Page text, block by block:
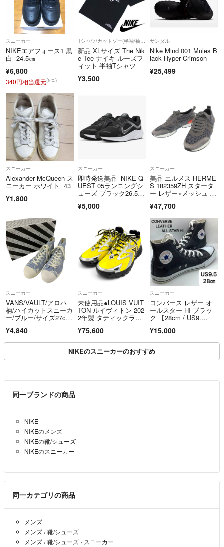
スニーカー
NIKEエアフォース1 黒
白 24.5㎝
¥6,800
340円相当還元(5%)
Tシャツ/カットソー(半袖/袖なし)
新品 XLサイズ The Nik
e Tee ナイキ ルーズフ
ィット 半袖Tシャツ
¥3,500
サンダル
Nike Mind 001 Mules B
lack Hyper Crimson
¥25,499
スニーカー
Alexander McQueen ス
ニーカー ホワイト 43
¥1,800
スニーカー
即時発送美品 NIKE Q
UEST 05ランニングシ
ューズ ブラック26.5c
¥5,000
スニーカー
美品 エルメス HERME
S 182359ZH スタータ
ー レザー×メッシュ ス
ラック 40 1/2 25.5c
m メンズ
¥47,700
スニーカー
VANS/VAULT/アロハ
柄/ハイカットスニーカ
ー/ブルー/サイズ27cm/
¥4,840
スニーカー
未使用品●LOUIS VUIT
TON ルイヴィトン 202
2年製 タティックライ
ー スニーカー マルチ
カラー 7 伊製 メン
ズ 保存袋付き
¥75,600
スニーカー
コンバース レザー オ
ールスター HI ブラッ
ク 【28cm / US9.
ト 美品
¥15,000
NIKEのスニーカーのおすすめ
同一ブランドの商品
NIKE
NIKEのメンズ
NIKEの靴/シューズ
NIKEのスニーカー
同一カテゴリの商品
メンズ
メンズ › 靴/シューズ
メンズ › 靴/シューズ › スニーカー